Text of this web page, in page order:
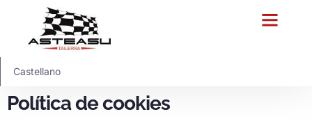
Castellano
Política de cookies